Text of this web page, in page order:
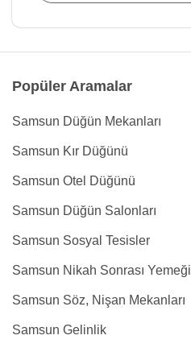
Popüler Aramalar
Samsun Düğün Mekanları
Samsun Kır Düğünü
Samsun Otel Düğünü
Samsun Düğün Salonları
Samsun Sosyal Tesisler
Samsun Nikah Sonrası Yemeği
Samsun Söz, Nişan Mekanları
Samsun Gelinlik